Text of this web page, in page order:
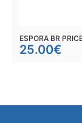
ESPORA BR
25.00€